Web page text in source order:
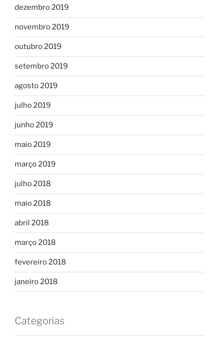
dezembro 2019
novembro 2019
outubro 2019
setembro 2019
agosto 2019
julho 2019
junho 2019
maio 2019
março 2019
julho 2018
maio 2018
abril 2018
março 2018
fevereiro 2018
janeiro 2018
Categorias